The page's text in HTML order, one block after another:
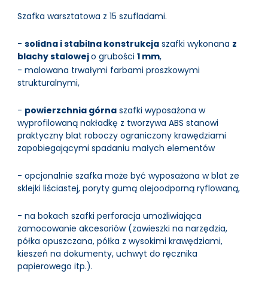
Szafka warsztatowa z 15 szufladami.
-solidna i stabilna konstrukcja szafki wykonana z
blachy stalowejo grubości1 mm,
- malowana trwałymi farbami proszkowymi
strukturalnymi,
- powierzchnia górna szafki wyposażona w
wyprofilowaną nakładkę z tworzywa ABS stanowi
praktyczny blat roboczy ograniczony krawędziami
zapobiegającymi spadaniu małych elementów
- opcjonalnie szafka może być wyposażona w blat ze
sklejki liściastej, poryty gumą olejoodporną ryflowaną,
- na bokach szafki perforacja umożliwiająca
zamocowanie akcesoriów (zawieszki na narzędzia,
półka opuszczana, półka z wysokimi krawędziami,
kieszeń na dokumenty, uchwyt do ręcznika
papierowego itp.).